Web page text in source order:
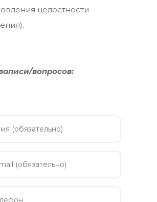
целостности
вопросов: